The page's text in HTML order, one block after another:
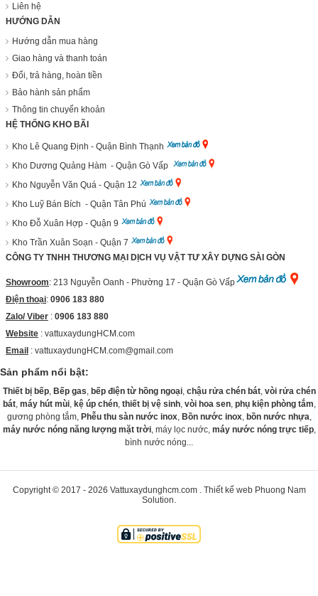
Liên hệ
HƯỚNG DẪN
Hướng dẫn mua hàng
Giao hàng và thanh toán
Đổi, trả hàng, hoàn tiền
Bảo hành sản phẩm
Thông tin chuyển khoản
HỆ THỐNG KHO BÃI
Kho Lê Quang Định - Quận Bình Thạnh
Kho Dương Quảng Hàm - Quận Gò Vấp
Kho Nguyễn Văn Quá - Quận 12
Kho Luỹ Bán Bích - Quận Tân Phú
Kho Đỗ Xuân Hợp - Quận 9
Kho Trần Xuân Soạn - Quận 7
CÔNG TY TNHH THƯƠNG MẠI DỊCH VỤ VẬT TƯ XÂY DỰNG SÀI GÒN
Showroom: 213 Nguyễn Oanh - Phường 17 - Quận Gò Vấp
Điện thoại: 0906 183 880
Zalo/ Viber : 0906 183 880
Website : vattuxaydungHCM.com
Email : vattuxaydungHCM.com@gmail.com
Sản phẩm nổi bật:
Thiết bị bếp, Bếp gas, bếp điện từ hồng ngoại, chậu rửa chén bát, vòi rửa chén
bát, máy hút mùi, kệ úp chén, thiết bị vệ sinh, vòi hoa sen, phụ kiện phòng tắm,
gương phòng tắm, Phễu thu sàn nước inox, Bồn nước inox, bồn nước nhựa,
máy nước nóng năng lượng mặt trời, máy lọc nước, máy nước nóng trực tiếp,
bình nước nóng...
Copyright © 2017 - 2026 Vattuxaydunghcm.com. Thiết kế web Phuong Nam
Solution.